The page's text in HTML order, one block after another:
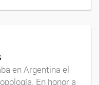
en Argentina el
En honor a